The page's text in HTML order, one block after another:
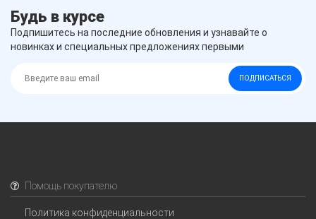
Будь в курсе
Подпишитесь на последние обновления и узнавайте о
новинках и специальных предложениях первыми
ПОДПИСАТЬСЯ
Помощь покупателю
Политика конфиденциальности